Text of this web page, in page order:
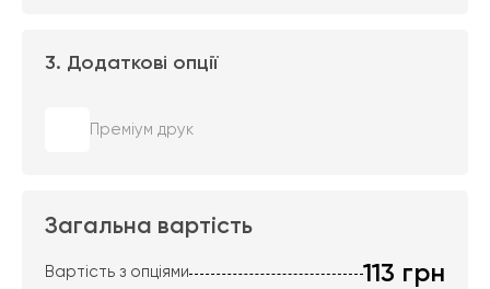
3. Додаткові опції
Преміум друк
Загальна вартість
Вартість з опціями 113 грн